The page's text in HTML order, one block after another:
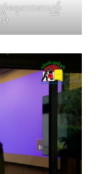
တွဲရေးသားသည့်